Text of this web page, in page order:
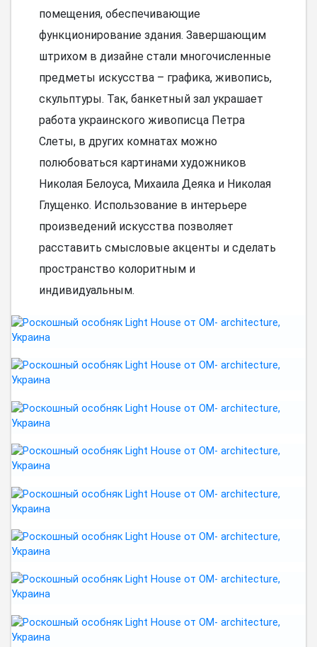
помещения, обеспечивающие
функционирование здания. Завершающим
штрихом в дизайне стали многочисленные
предметы искусства – графика, живопись,
скульптуры. Так, банкетный зал украшает
работа украинского живописца Петра
Слеты, в других комнатах можно
полюбоваться картинами художников
Николая Белоуса, Михаила Деяка и Николая
Глущенко. Использование в интерьере
произведений искусства позволяет
расставить смысловые акценты и сделать
пространство колоритным и
индивидуальным.